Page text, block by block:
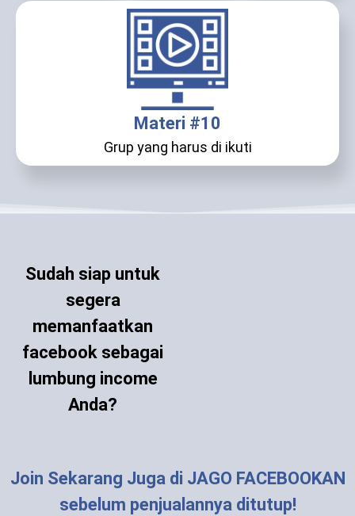
Materi #10
Grup yang harus di ikuti
Sudah siap untuk
segera
memanfaatkan
facebook sebagai
lumbung income
Anda?
Join Sekarang Juga di JAGO FACEBOOKAN
sebelum penjualannya ditutup!